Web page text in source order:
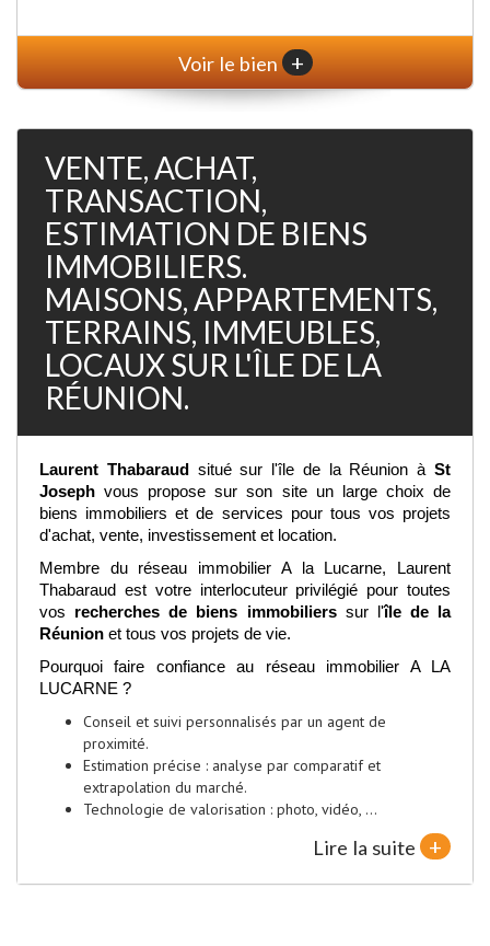
Voir le bien +
VENTE, ACHAT,
TRANSACTION,
ESTIMATION DE BIENS
IMMOBILIERS.
MAISONS, APPARTEMENTS,
TERRAINS, IMMEUBLES,
LOCAUX SUR L'ÎLE DE LA
RÉUNION.
Laurent Thabaraudsitué sur l'île de la Réunion àSt
Joseph vous propose sur son site un large choix de
biens immobiliers et de services pour tous vos projets
d'achat, vente, investissement et location.
Membre du réseau immobilier A la Lucarne, Laurent
Thabaraud est votre interlocuteur privilégié pour toutes
vos recherches de biens immobilierssur l'île de la
Réunion et tous vos projets de vie.
Pourquoi faire confiance au réseau immobilier A LA
LUCARNE ?
Conseil et suivi personnalisés par un agent de
proximité.
Estimation précise : analyse par comparatif et
extrapolation du marché.
Technologie de valorisation : photo, vidéo, ...
Lire la suite +